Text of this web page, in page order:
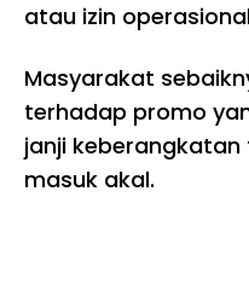
atau izin
Masyarakat
terhadap promo
janji
masuk akal.